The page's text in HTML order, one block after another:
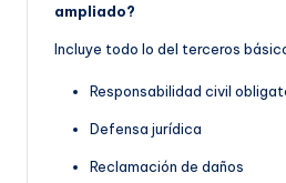
ampliado?
Incluye todo lo del terceros
Responsabilidad civil
Defensa jurídica
Reclamación de daños